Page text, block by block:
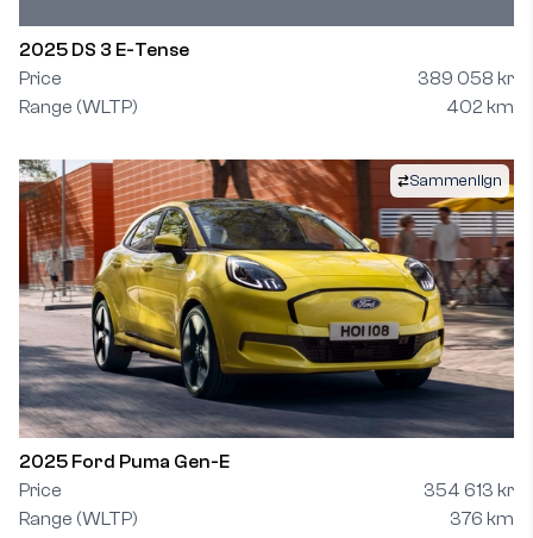
2025 DS 3 E-Tense
Price
389 058 kr
Range (WLTP)
402 km
Sammenlign
2025 Ford Puma Gen-E
Price
354 613 kr
Range (WLTP)
376 km